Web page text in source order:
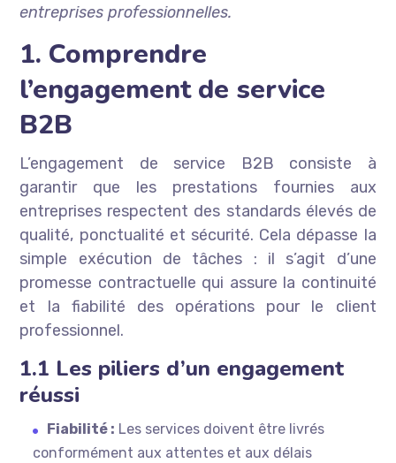
entreprises professionnelles.
1. Comprendre
l’engagement de service
B2B
L’engagement de service B2B consiste à
garantir que les prestations fournies aux
entreprises respectent des standards élevés de
qualité, ponctualité et sécurité. Cela dépasse la
simple exécution de tâches : il s’agit d’une
promesse contractuelle qui assure la continuité
et la fiabilité des opérations pour le client
professionnel.
1.1 Les piliers d’un engagement
réussi
Fiabilité : Les services doivent être livrés
conformément aux attentes et aux délais